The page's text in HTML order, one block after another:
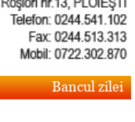
Bancul zilei